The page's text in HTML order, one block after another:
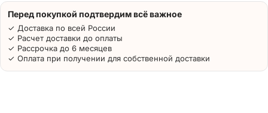
Перед покупкой подтвердим всё важное
✓ Доставка по всей России
✓ Расчет доставки до оплаты
✓ Рассрочка до 6 месяцев
✓ Оплата при получении для собственной доставки